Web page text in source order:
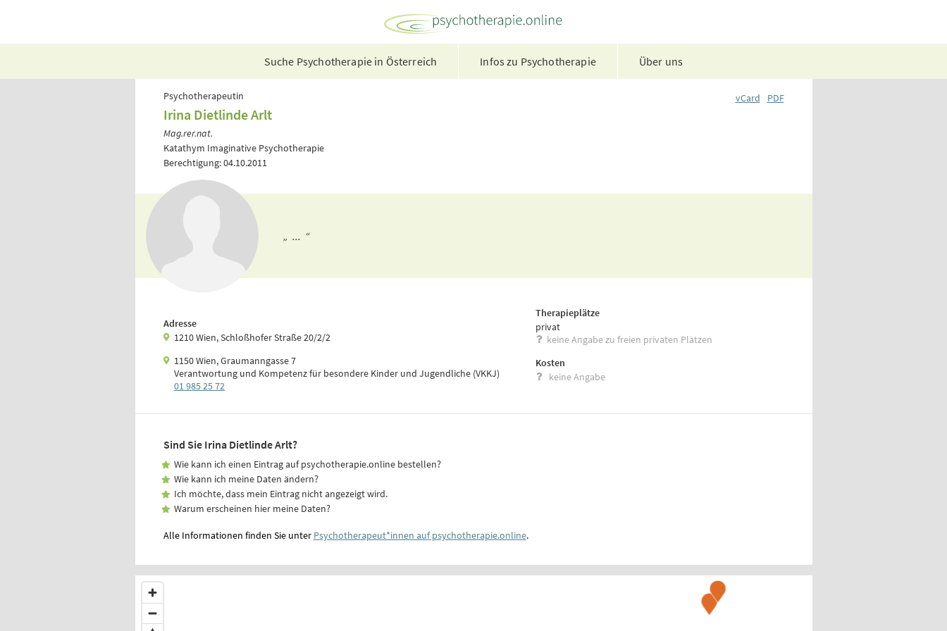
Suche Psychotherapie in Österreich Infos zu Psychotherapie Über uns
Psychotherapeutin
Irina Dietlinde Arlt
Mag.rer.nat.
Katathym Imaginative Psychotherapie
Berechtigung: 04.10.2011
vCard PDF
„ ... “
Adresse
1210 Wien, Schloßhofer Straße 20/2/2
1150 Wien, Graumanngasse 7
Verantwortung und Kompetenz für besondere Kinder und Jugendliche (VKKJ)
01 985 25 72
Therapieplätze
privat
keine Angabe zu freien privaten Plätzen
Kosten
keine Angabe
Sind Sie Irina Dietlinde Arlt?
Wie kann ich einen Eintrag auf psychotherapie.online bestellen?
Wie kann ich meine Daten ändern?
Ich möchte, dass mein Eintrag nicht angezeigt wird.
Warum erscheinen hier meine Daten?
Alle Informationen finden Sie unter Psychotherapeut*innen auf psychotherapie.online.